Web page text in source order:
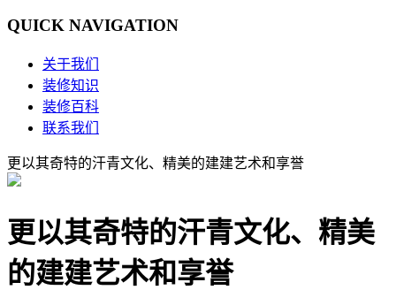
QUICK NAVIGATION
关于我们
装修知识
装修百科
联系我们
更以其奇特的汗青文化、精美的建建艺术和享誉
更以其奇特的汗青文化、精美
的建建艺术和享誉